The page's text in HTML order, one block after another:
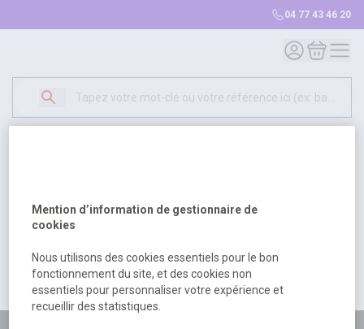
04 77 43 46 20
Mon compte
Mon
500
excuser pour la gêne occasionée.
Retour Retour à l'accueil
Mention d’information de gestionnaire de
cookies
Nous utilisons des cookies essentiels pour le bon
fonctionnement du site, et des cookies non
essentiels pour personnaliser votre expérience et
recueillir des statistiques.